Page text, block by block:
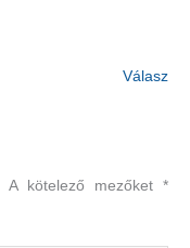
Válasz
A kötelező mezőket*